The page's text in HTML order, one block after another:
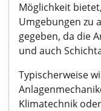
Möglichkeit
Umgebungen zu
gegeben, da die
und auch
Typischerweise
Klimatechnik